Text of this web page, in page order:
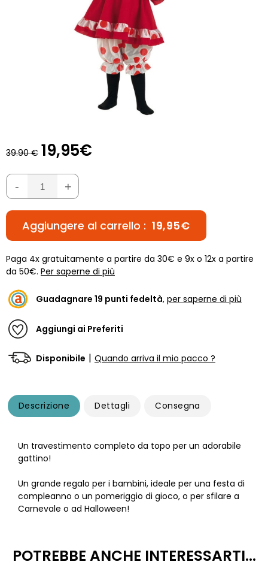
39.90 € 19,95€
- +
Aggiungere al carrello : 19,95€
Paga 4x gratuitamente a partire da 30€ e 9x o 12x a partire
da 50€. Per saperne di più
Guadagnare 19 punti fedeltà, per saperne di più
Aggiungi ai Preferiti
Disponibile | Quando arriva il mio pacco ?
Descrizione Dettagli Consegna
Un travestimento completo da topo per un adorabile
gattino!
Un grande regalo per i bambini, ideale per una festa di
compleanno o un pomeriggio di gioco, o per sfilare a
Carnevale o ad Halloween!
POTREBBE ANCHE INTERESSARTI...